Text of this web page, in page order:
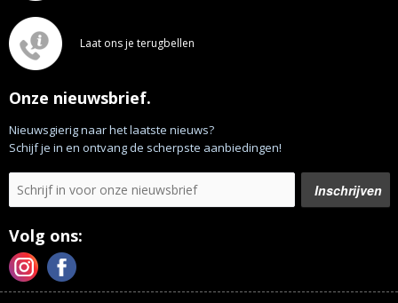
Laat ons je terugbellen
Onze nieuwsbrief.
Nieuwsgierig naar het laatste nieuws?
Schijf je in en ontvang de scherpste aanbiedingen!
Volg ons: